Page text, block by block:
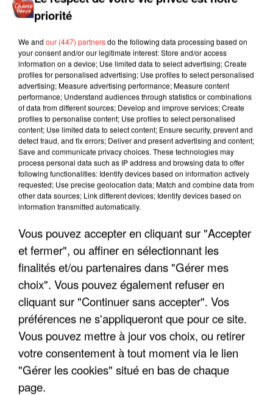
FRANCE
"JE SUIS À DISPOSITION DES
ENFOIRÉS"
"ON A TOUS LE TRAC"
priorité
We and our (447) partnersdo the following data processing based on
your consent and/or our legitimate interest: Store and/or access
information on a device; Use limited data to select advertising; Create
profiles for personalised advertising; Use profiles to select personalised
advertising; Measure advertising performance; Measure content
performance; Understand audiences through statistics or combinations
of data from different sources; Develop and improve services; Create
profiles to personalise content; Use profiles to select personalised
content; Use limited data to select content; Ensure security, prevent and
detect fraud, and fix errors; Deliver and present advertising and content;
Save and communicate privacy choices. These technologies may
process personal data such as IP address and browsing data to offer
following functionalities: Identify devices based on information actively
requested; Use precise geolocation data; Match and combine data from
other data sources; Link different devices; Identify devices based on
information transmitted automatically.
Vous pouvez accepter en cliquant sur "Accepter
et fermer", ou affiner en sélectionnant les
finalités et/ou partenaires dans "Gérer mes
choix". Vous pouvez également refuser en
cliquant sur "Continuer sans accepter". Vos
préférences ne s'appliqueront que pour ce site.
Vous pouvez mettre à jour vos choix, ou retirer
votre consentement à tout moment via le lien
"Gérer les cookies" situé en bas de chaque
page.